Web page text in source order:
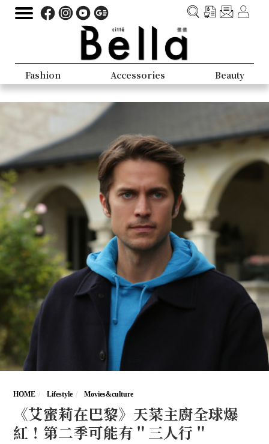
Fashion Accessories Beauty
HOME Lifestyle Movies&culture
《艾蜜莉在巴黎》天菜主廚全球爆
紅！第二季可能有＂三人行＂